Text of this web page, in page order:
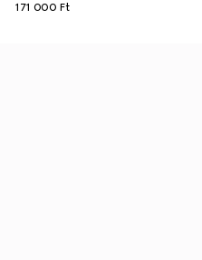
171 000 Ft